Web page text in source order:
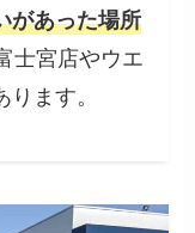
があった場所
士宮店やウエ
ます。